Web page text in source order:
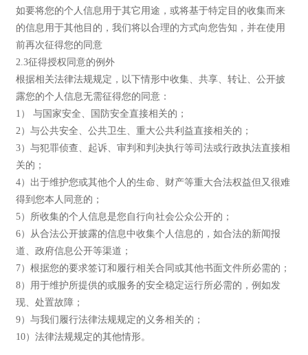
如要将您的个人信息用于其它用途，或将基于特定目的收集而来
的信息用于其他目的，我们将以合理的方式向您告知，并在使用
前再次征得您的同意
2.3征得授权同意的例外
根据相关法律法规规定，以下情形中收集、共享、转让、公开披
露您的个人信息无需征得您的同意：
1） 与国家安全、国防安全直接相关的；
2）与公共安全、公共卫生、重大公共利益直接相关的；
3）与犯罪侦查、起诉、审判和判决执行等司法或行政执法直接相
关的；
4）出于维护您或其他个人的生命、财产等重大合法权益但又很难
得到您本人同意的；
5）所收集的个人信息是您自行向社会公众公开的；
6）从合法公开披露的信息中收集个人信息的，如合法的新闻报
道、政府信息公开等渠道；
7）根据您的要求签订和履行相关合同或其他书面文件所必需的；
8）用于维护所提供的或服务的安全稳定运行所必需的，例如发
现、处置故障；
9）与我们履行法律法规规定的义务相关的；
10）法律法规规定的其他情形。